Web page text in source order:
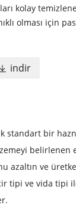
kolay
olması için
 indir
standart bir
belirlenen
azaltın ve
tipi ve vida tipi